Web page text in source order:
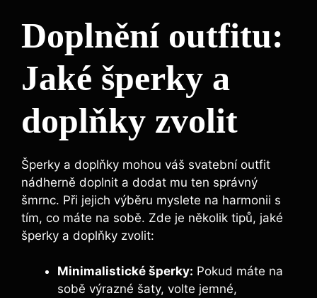
Doplnění outfitu:
Jaké šperky a
doplňky zvolit
Šperky a doplňky mohou váš svatební outfit
nádherně doplnit a dodat mu ten správný
šmrnc. Při jejich výběru myslete na harmonii s
tím, co máte na sobě. Zde je několik tipů, jaké
šperky a doplňky zvolit:
Minimalistické šperky: Pokud máte na
sobě výrazné šaty, volte jemné,